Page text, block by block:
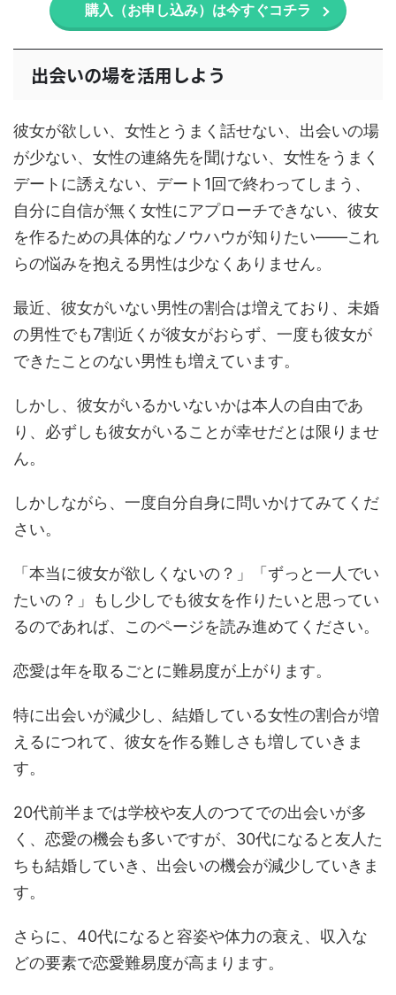
購入（お申し込み）は今すぐコチラ
出会いの場を活用しよう
彼女が欲しい、女性とうまく話せない、出会いの場
が少ない、女性の連絡先を聞けない、女性をうまく
デートに誘えない、デート1回で終わってしまう、
自分に自信が無く女性にアプローチできない、彼女
を作るための具体的なノウハウが知りたい――これ
らの悩みを抱える男性は少なくありません。
最近、彼女がいない男性の割合は増えており、未婚
の男性でも7割近くが彼女がおらず、一度も彼女が
できたことのない男性も増えています。
しかし、彼女がいるかいないかは本人の自由であ
り、必ずしも彼女がいることが幸せだとは限りませ
ん。
しかしながら、一度自分自身に問いかけてみてくだ
さい。
「本当に彼女が欲しくないの？」「ずっと一人でい
たいの？」もし少しでも彼女を作りたいと思ってい
るのであれば、このページを読み進めてください。
恋愛は年を取るごとに難易度が上がります。
特に出会いが減少し、結婚している女性の割合が増
えるにつれて、彼女を作る難しさも増していきま
す。
20代前半までは学校や友人のつてでの出会いが多
く、恋愛の機会も多いですが、30代になると友人た
ちも結婚していき、出会いの機会が減少していきま
す。
さらに、40代になると容姿や体力の衰え、収入な
どの要素で恋愛難易度が高まります。